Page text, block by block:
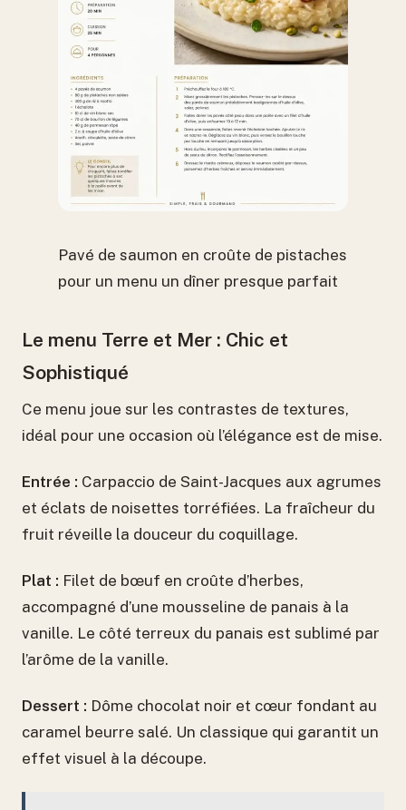
Pavé de saumon en croûte de pistaches
pour un menu un dîner presque parfait
Le menu Terre et Mer : Chic et
Sophistiqué
Ce menu joue sur les contrastes de textures,
idéal pour une occasion où l’élégance est de mise.
Entrée : Carpaccio de Saint-Jacques aux agrumes
et éclats de noisettes torréfiées. La fraîcheur du
fruit réveille la douceur du coquillage.
Plat : Filet de bœuf en croûte d’herbes,
accompagné d’une mousseline de panais à la
vanille. Le côté terreux du panais est sublimé par
l’arôme de la vanille.
Dessert : Dôme chocolat noir et cœur fondant au
caramel beurre salé. Un classique qui garantit un
effet visuel à la découpe.